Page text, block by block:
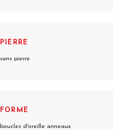
PIERRE
sans pierre
FORME
boucles d'oreille anneaux